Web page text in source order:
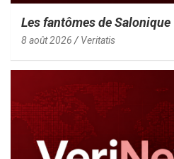
Les fantômes de Salonique
8 août 2026 Veritatis